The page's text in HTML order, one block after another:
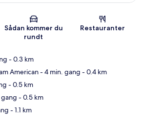
Kort
Sådan kommer du
rundt
Restauranter
- 0.3 km
American- 4 min. gang - 0.4 km
- 0.5 km
- 0.5 km
- 1.1 km